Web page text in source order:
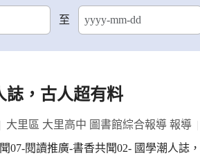
至
誌，古人超有料
大里區 大里高中 圖書館綜合報導 報導
閱讀推廣-書香共聞02- 國學潮人誌，古人超有料